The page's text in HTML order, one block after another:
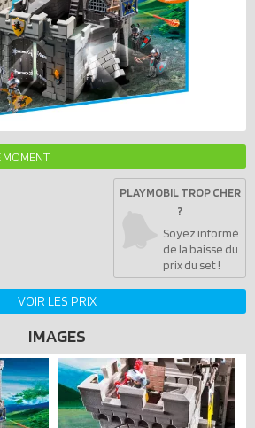
MOMENT
PLAYMOBIL TROP CHER
?
Soyez informé
de la baisse du
prix du set !
VOIR LES PRIX
IMAGES